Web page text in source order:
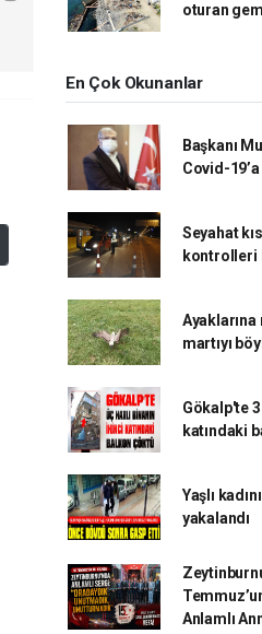
oturan
En Çok Okunanlar
Başkanı
Covid-
Seyahat
kontrolleri
martıyı
Gökalp'te
katındaki
Yaşlı
yakalandı
Anlamlı